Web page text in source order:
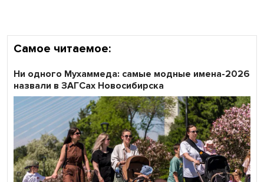
Самое читаемое:
Ни одного Мухаммеда: самые модные имена-2026
назвали в ЗАГСах Новосибирска